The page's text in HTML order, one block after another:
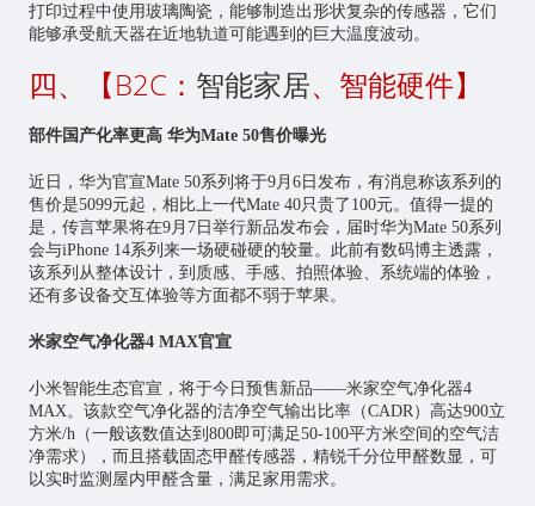
打印过程中使用玻璃陶瓷，能够制造出形状复杂的传感器，它们
能够承受航天器在近地轨道可能遇到的巨大温度波动。
四、【B2C： 智能家居、智能硬件】
部件国产化率更高 华为Mate 50售价曝光
近日，华为官宣Mate 50系列将于9月6日发布，有消息称该系列的
售价是5099元起，相比上一代Mate 40只贵了100元。值得一提的
是，传言苹果将在9月7日举行新品发布会，届时华为Mate 50系列
会与iPhone 14系列来一场硬碰硬的较量。此前有数码博主透露，
该系列从整体设计，到质感、手感、拍照体验、系统端的体验，
还有多设备交互体验等方面都不弱于苹果。
米家空气净化器4 MAX官宣
小米智能生态官宣，将于今日预售新品——米家空气净化器4
MAX。该款空气净化器的洁净空气输出比率（CADR）高达900立
方米/h（一般该数值达到800即可满足50-100平方米空间的空气洁
净需求），而且搭载固态甲醛传感器，精锐千分位甲醛数显，可
以实时监测屋内甲醛含量，满足家用需求。